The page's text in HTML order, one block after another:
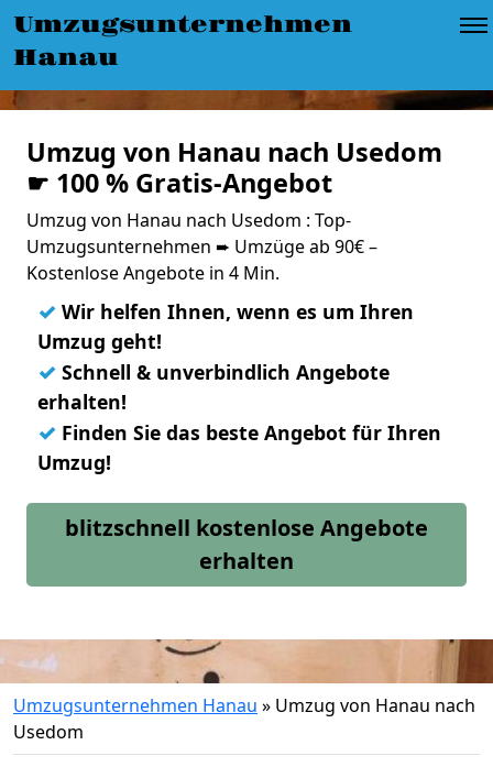
Umzugsunternehmen
Hanau
Umzug von Hanau nach Usedom
☛ 100 % Gratis-Angebot
Umzug von Hanau nach Usedom : Top-
Umzugsunternehmen ➨ Umzüge ab 90€ –
Kostenlose Angebote in 4 Min.
✓ Wir helfen Ihnen, wenn es um Ihren
Umzug geht!
✓ Schnell & unverbindlich Angebote
erhalten!
✓ Finden Sie das beste Angebot für Ihren
Umzug!
blitzschnell kostenlose Angebote
erhalten
Umzugsunternehmen Hanau » Umzug von Hanau nach
Usedom